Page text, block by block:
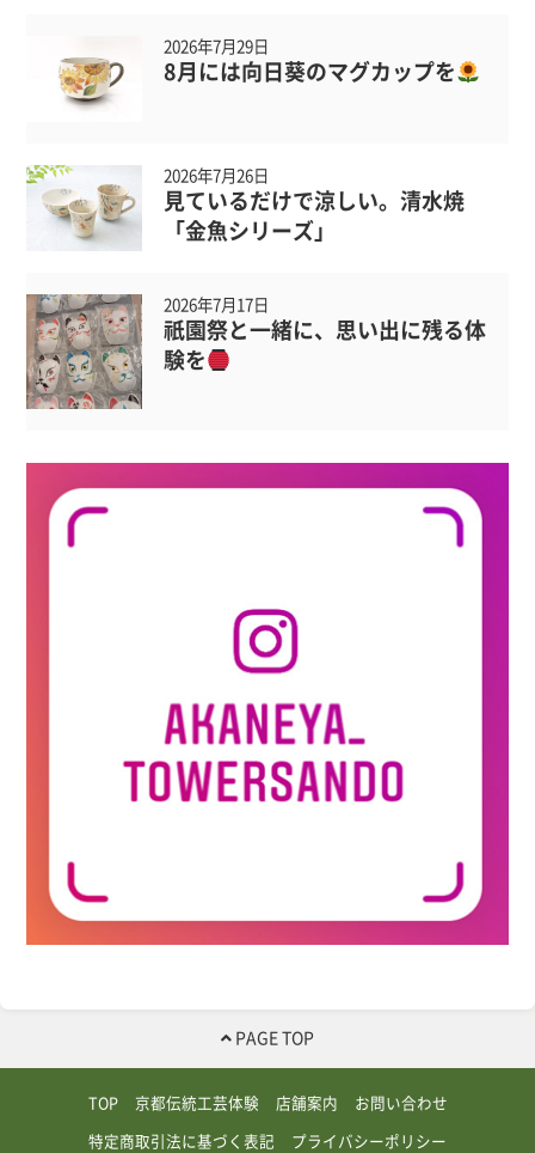
2026年7月29日
8月には向日葵のマグカップを
2026年7月26日
見ているだけで涼しい。清水焼
「金魚シリーズ」
2026年7月17日
祇園祭と一緒に、思い出に残る体
験を
PAGE TOP
TOP 京都伝統工芸体験 店舗案内 お問い合わせ
特定商取引法に基づく表記 プライバシーポリシー